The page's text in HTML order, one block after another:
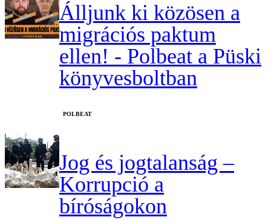
Álljunk ki közösen a
migrációs paktum
ellen! - Polbeat a Püski
könyvesboltban
‎POLBEAT
Jog és jogtalanság –
Korrupció a
bíróságokon